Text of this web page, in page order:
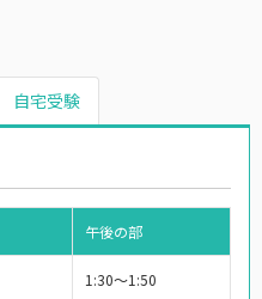
自宅受験
午後の部
1:30～1:50